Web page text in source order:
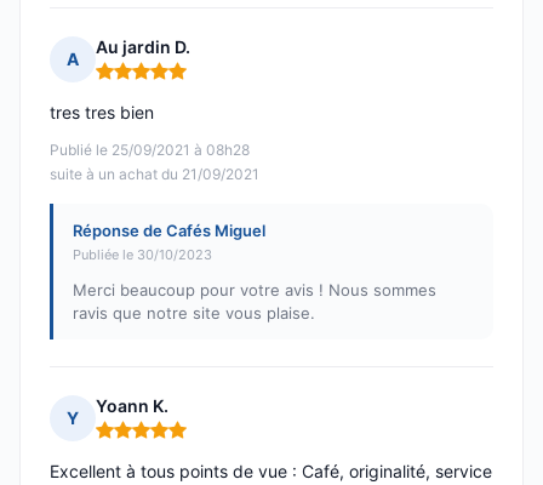
A
Au jardin D.
Note : 5 sur 5
Publié le 25/09/2021 à 08h28
suite à un achat du 21/09/2021
tres tres bien
Réponse de Cafés Miguel
Publiée le 30/10/2023
Merci beaucoup pour votre avis ! Nous sommes
ravis que notre site vous plaise.
Y
Yoann K.
Note : 5 sur 5
Excellent à tous points de vue : Café, originalité, service